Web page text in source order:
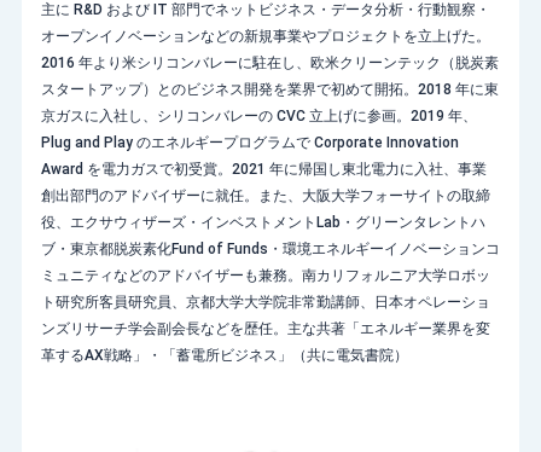
主に R&D および IT 部門でネットビジネス・データ分析・行動観察・
オープンイノベーションなどの新規事業やプロジェクトを立上げた。
2016 年より米シリコンバレーに駐在し、欧米クリーンテック（脱炭素
スタートアップ）とのビジネス開発を業界で初めて開拓。2018 年に東
京ガスに入社し、シリコンバレーの CVC 立上げに参画。2019 年、
Plug and Play のエネルギープログラムで Corporate Innovation
Award を電力ガスで初受賞。2021 年に帰国し東北電力に入社、事業
創出部門のアドバイザーに就任。また、大阪大学フォーサイトの取締
役、エクサウィザーズ・インベストメントLab・グリーンタレントハ
ブ・東京都脱炭素化Fund of Funds・環境エネルギーイノベーションコ
ミュニティなどのアドバイザーも兼務。南カリフォルニア大学ロボッ
ト研究所客員研究員、京都大学大学院非常勤講師、日本オペレーショ
ンズリサーチ学会副会長などを歴任。主な共著「エネルギー業界を変
革するAX戦略」・「蓄電所ビジネス」（共に電気書院）